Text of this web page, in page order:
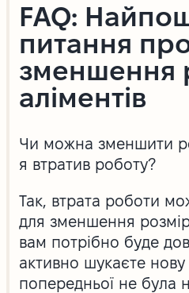
FAQ:
питання
зменшення
аліментів
Чи можна зменшити
я втратив роботу?
Так, втрата роботи
для зменшення
вам потрібно буде
активно шукаєте
попередньої не була